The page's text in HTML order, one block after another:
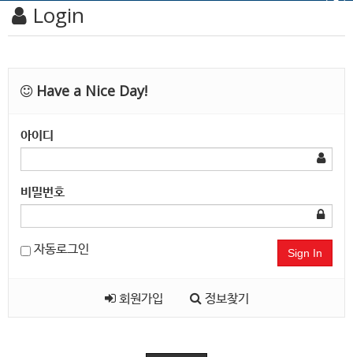
Login
Have a Nice Day!
아이디
비밀번호
자동로그인 Sign In
회원가입 정보찾기